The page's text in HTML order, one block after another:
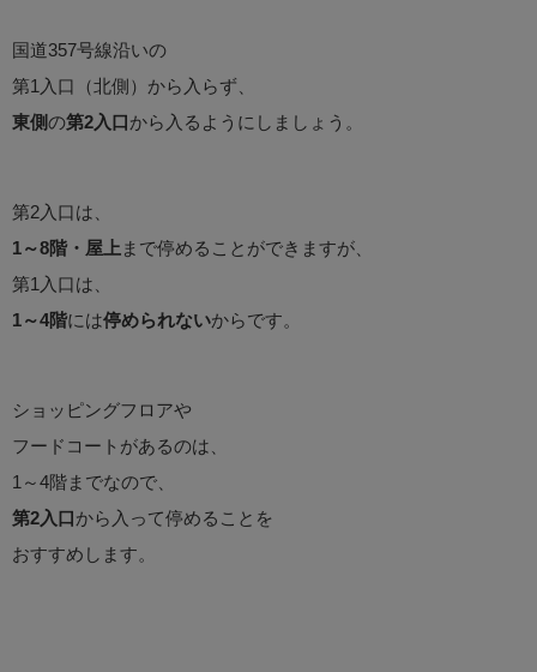
国道357号線沿いの
第1入口（北側）から入らず、
東側 の第2入口 から入るようにしましょう。
第2入口は、
1～8階・屋上 まで停めることができますが、
第1入口は、
1～4階には停められないからです。
ショッピングフロアや
フードコートがあるのは、
1～4階までなので、
第2入口 から入って停めることを
おすすめします。